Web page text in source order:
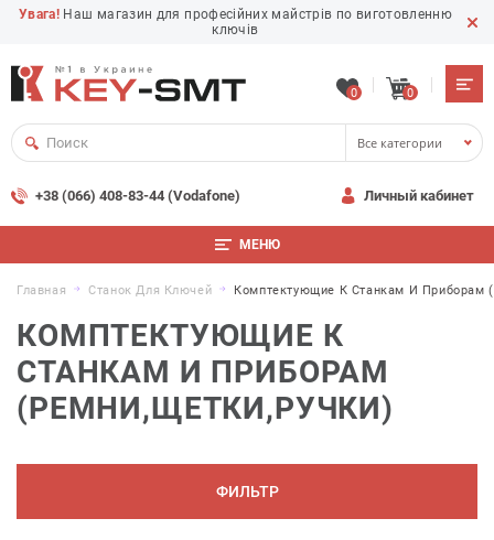
Увага! Наш магазин для професійних майстрів по виготовленню
ключів
0 0
Все категории
+38 (066) 408-83-44 (Vodafone) Личный кабинет
МЕНЮ
Главная Станок Для Ключей Комптектующие К Станкам И Приборам
КОМПТЕКТУЮЩИЕ К
СТАНКАМ И ПРИБОРАМ
(РЕМНИ,ЩЕТКИ,РУЧКИ)
ФИЛЬТР